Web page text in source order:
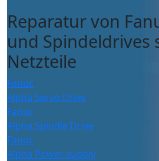
Reparatur von
und Spindeldrives
Netzteile
Fanuc
Alpha Servo Drive
Fanuc
Alpha Spindle Drive
Fanuc
Alpha Power supply